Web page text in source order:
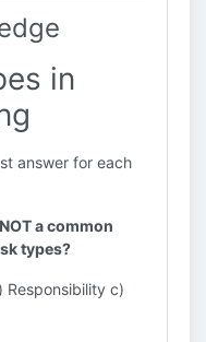
in
answer for each
a common
types?
Responsibility c)